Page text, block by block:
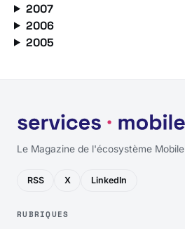
2007
2006
2005
Le Magazine de l'écosystème Mobile
RSS X LinkedIn
RUBRIQUES